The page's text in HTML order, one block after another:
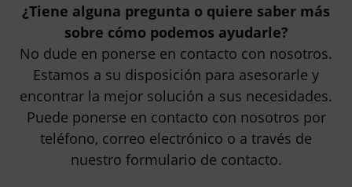
¿Tiene alguna pregunta o quiere saber más
sobre cómo podemos ayudarle?
No dude en ponerse en contacto con nosotros.
Estamos a su disposición para asesorarle y
encontrar la mejor solución a sus necesidades.
Puede ponerse en contacto con nosotros por
teléfono, correo electrónico o a través de
nuestro formulario de contacto.